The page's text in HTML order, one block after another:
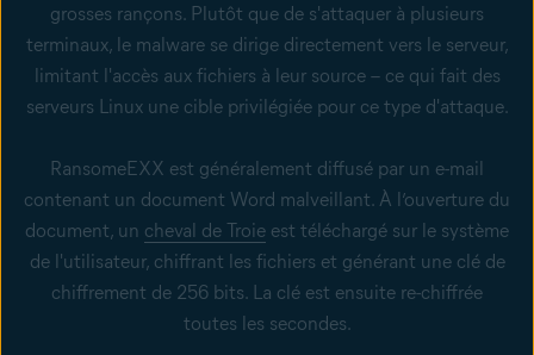
grosses rançons. Plutôt que de s'attaquer à plusieurs
terminaux, le malware se dirige directement vers le serveur,
limitant l'accès aux fichiers à leur source – ce qui fait des
serveurs Linux une cible privilégiée pour ce type d'attaque.
RansomeEXX est généralement diffusé par un e-mail
contenant un document Word malveillant. À l’ouverture du
document, un cheval de Troie est téléchargé sur le système
de l'utilisateur, chiffrant les fichiers et générant une clé de
chiffrement de 256 bits. La clé est ensuite re-chiffrée
toutes les secondes.